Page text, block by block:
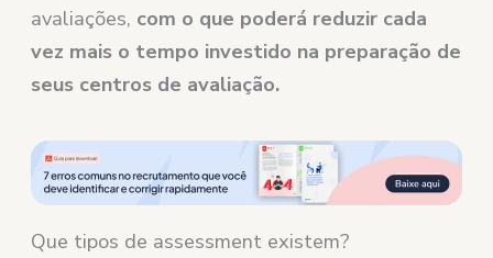
avaliações, com o que poderá reduzir cada
vez mais o tempo investido na preparação de
seus centros de avaliação.
Que tipos de assessment existem?